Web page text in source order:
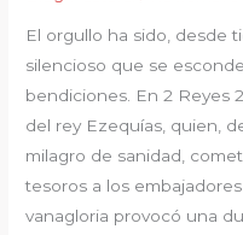
El orgullo ha sido, desde
silencioso que se
bendiciones. En 2 Reyes
del rey Ezequías, quien,
milagro de sanidad,
tesoros a los
vanagloria provocó una